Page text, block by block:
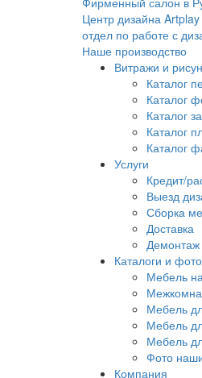
Центр дизайна Artplay
отдел по работе с
Наше производство
Витражи и
Каталог
Каталог
Каталог
Каталог
Каталог
Услуги
Кредит/
Выезд
Сборка
Доставка
Демонтаж
Каталоги и фото
Мебель
Мебель
Мебель
Мебель
Фото
Компания